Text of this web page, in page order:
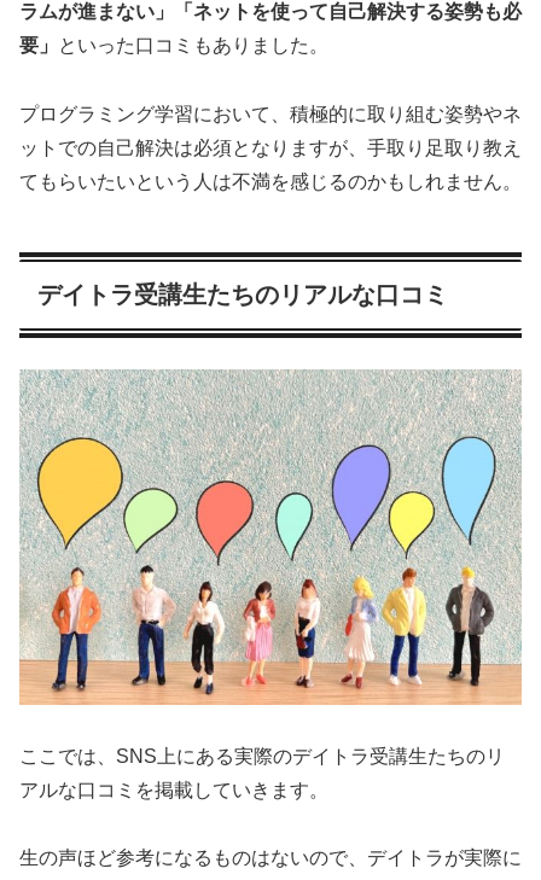
ラムが進まない」「ネットを使って自己解決する姿勢も必
要」
といった口コミもありました。
プログラミング学習において、積極的に取り組む姿勢やネ
ットでの自己解決は必須となりますが、手取り足取り教え
てもらいたいという人は不満を感じるのかもしれません。
デイトラ受講生たちのリアルな口コミ
ここでは、SNS上にある実際のデイトラ受講生たちのリ
アルな口コミを掲載していきます。
生の声ほど参考になるものはないので、デイトラが実際に